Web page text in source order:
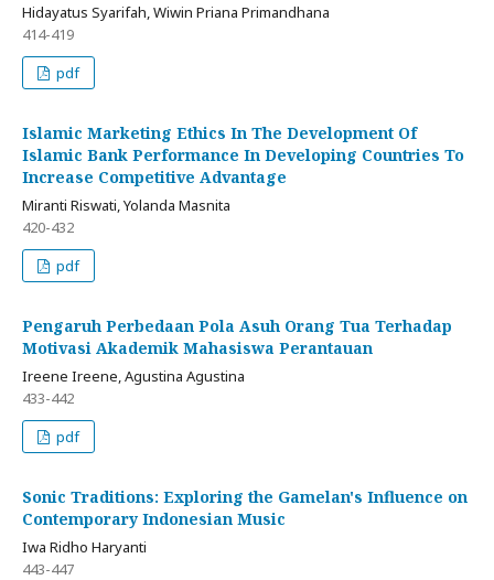
Hidayatus Syarifah, Wiwin Priana Primandhana
414-419
pdf
Islamic Marketing Ethics In The Development Of
Islamic Bank Performance In Developing Countries To
Increase Competitive Advantage
Miranti Riswati, Yolanda Masnita
420-432
pdf
Pengaruh Perbedaan Pola Asuh Orang Tua Terhadap
Motivasi Akademik Mahasiswa Perantauan
Ireene Ireene, Agustina Agustina
433-442
pdf
Sonic Traditions: Exploring the Gamelan's Influence on
Contemporary Indonesian Music
Iwa Ridho Haryanti
443-447